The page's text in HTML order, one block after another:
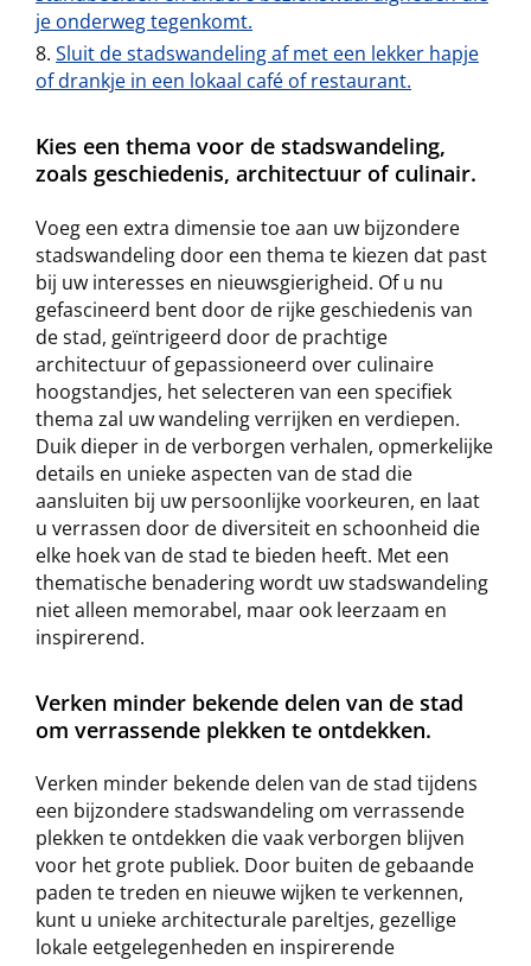
je onderweg tegenkomt.
Sluit de stadswandeling af met een lekker hapje
of drankje in een lokaal café of restaurant.
Kies een thema voor de stadswandeling,
zoals geschiedenis, architectuur of culinair.
Voeg een extra dimensie toe aan uw bijzondere
stadswandeling door een thema te kiezen dat past
bij uw interesses en nieuwsgierigheid. Of u nu
gefascineerd bent door de rijke geschiedenis van
de stad, geïntrigeerd door de prachtige
architectuur of gepassioneerd over culinaire
hoogstandjes, het selecteren van een specifiek
thema zal uw wandeling verrijken en verdiepen.
Duik dieper in de verborgen verhalen, opmerkelijke
details en unieke aspecten van de stad die
aansluiten bij uw persoonlijke voorkeuren, en laat
u verrassen door de diversiteit en schoonheid die
elke hoek van de stad te bieden heeft. Met een
thematische benadering wordt uw stadswandeling
niet alleen memorabel, maar ook leerzaam en
inspirerend.
Verken minder bekende delen van de stad
om verrassende plekken te ontdekken.
Verken minder bekende delen van de stad tijdens
een bijzondere stadswandeling om verrassende
plekken te ontdekken die vaak verborgen blijven
voor het grote publiek. Door buiten de gebaande
paden te treden en nieuwe wijken te verkennen,
kunt u unieke architecturale pareltjes, gezellige
lokale eetgelegenheden en inspirerende